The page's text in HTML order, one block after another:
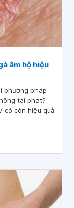
âm hộ hiệu
phương pháp
tái phát?
có còn hiệu quả